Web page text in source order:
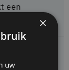
een
×
uw